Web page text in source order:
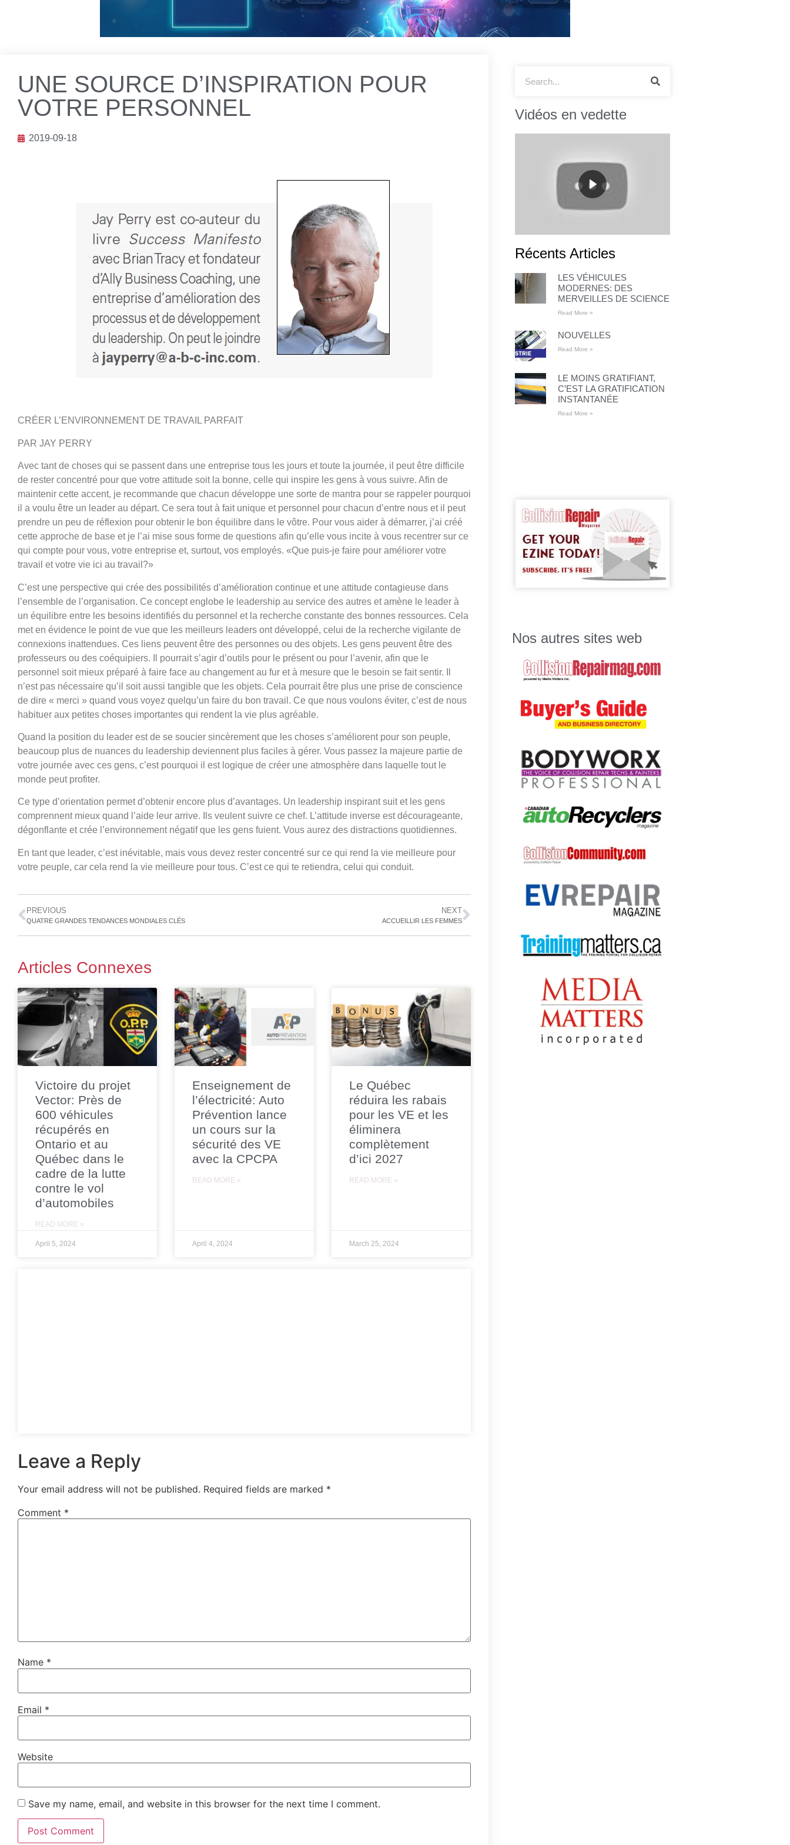
UNE SOURCE D’INSPIRATION POUR
VOTRE PERSONNEL
2019-09-18
CRÉER L’ENVIRONNEMENT DE TRAVAIL PARFAIT
PAR JAY PERRY
Avec tant de choses qui se passent dans une entreprise tous les jours et toute la journée, il peut être difficile
de rester concentré pour que votre attitude soit la bonne, celle qui inspire les gens à vous suivre. Afin de
maintenir cette accent, je recommande que chacun développe une sorte de mantra pour se rappeler pourquoi
il a voulu être un leader au départ. Ce sera tout à fait unique et personnel pour chacun d’entre nous et il peut
prendre un peu de réflexion pour obtenir le bon équilibre dans le vôtre. Pour vous aider à démarrer, j’ai créé
cette approche de base et je l’ai mise sous forme de questions afin qu’elle vous incite à vous recentrer sur ce
qui compte pour vous, votre entreprise et, surtout, vos employés. «Que puis-je faire pour améliorer votre
travail et votre vie ici au travail?»
C’est une perspective qui crée des possibilités d’amélioration continue et une attitude contagieuse dans
l’ensemble de l’organisation. Ce concept englobe le leadership au service des autres et amène le leader à
un équilibre entre les besoins identifiés du personnel et la recherche constante des bonnes ressources. Cela
met en évidence le point de vue que les meilleurs leaders ont développé, celui de la recherche vigilante de
connexions inattendues. Ces liens peuvent être des personnes ou des objets. Les gens peuvent être des
professeurs ou des coéquipiers. Il pourrait s’agir d’outils pour le présent ou pour l’avenir, afin que le
personnel soit mieux préparé à faire face au changement au fur et à mesure que le besoin se fait sentir. Il
n’est pas nécessaire qu’il soit aussi tangible que les objets. Cela pourrait être plus une prise de conscience
de dire « merci » quand vous voyez quelqu’un faire du bon travail. Ce que nous voulons éviter, c’est de nous
habituer aux petites choses importantes qui rendent la vie plus agréable.
Quand la position du leader est de se soucier sincèrement que les choses s’améliorent pour son peuple,
beaucoup plus de nuances du leadership deviennent plus faciles à gérer. Vous passez la majeure partie de
votre journée avec ces gens, c’est pourquoi il est logique de créer une atmosphère dans laquelle tout le
monde peut profiter.
Ce type d’orientation permet d’obtenir encore plus d’avantages. Un leadership inspirant suit et les gens
comprennent mieux quand l’aide leur arrive. Ils veulent suivre ce chef. L’attitude inverse est décourageante,
dégonflante et crée l’environnement négatif que les gens fuient. Vous aurez des distractions quotidiennes.
En tant que leader, c’est inévitable, mais vous devez rester concentré sur ce qui rend la vie meilleure pour
votre peuple, car cela rend la vie meilleure pour tous. C’est ce qui te retiendra, celui qui conduit.
PREVIOUS
QUATRE GRANDES TENDANCES MONDIALES CLÉS
NEXT
ACCUEILLIR LES FEMMES
Articles Connexes
Victoire du projet
Vector: Près de
600 véhicules
récupérés en
Ontario et au
Québec dans le
cadre de la lutte
contre le vol
d’automobiles
READ MORE »
April 5, 2024
Enseignement de
l’électricité: Auto
Prévention lance
un cours sur la
sécurité des VE
avec la CPCPA
READ MORE »
April 4, 2024
Le Québec
réduira les rabais
pour les VE et les
éliminera
complètement
d’ici 2027
READ MORE »
March 25, 2024
Leave a Reply
Your email address will not be published. Required fields are marked *
Comment *
Name *
Email *
Website
Save my name, email, and website in this browser for the next time I comment.
Vidéos en vedette
Récents Articles
LES VÉHICULES
MODERNES: DES
MERVEILLES DE SCIENCE
Read More »
NOUVELLES
Read More »
LE MOINS GRATIFIANT,
C’EST LA GRATIFICATION
INSTANTANÉE
Read More »
Nos autres sites web